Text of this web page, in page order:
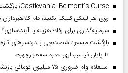
Castlevania: Belmont’s Curse؛ بازگشت باشکوه شکارچیان خون‌آشام
روی هر لینکی کلیک نکنید، دام
سرمایه‌گذاری برای رفاه؛ هزینه یا آینده‌سازی؟
بازگشت مسعود شصت‌چی با دردسر‌های تازه؛
تا پایان فیلمبرداری «مرد سه‌هزارچهره»
استعلام وام ضروری ۷۵